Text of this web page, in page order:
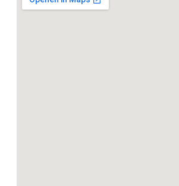
Entertainment en communicatie